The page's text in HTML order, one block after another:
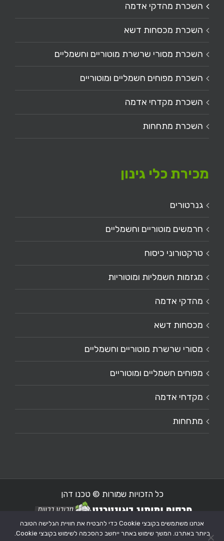
השכרת מהדקי אדמה
השכרת מכסחות דשא
השכרת מסורי שרשרת מוטוריים וחשמליים
השכרת מפוחים חשמליים ומוטוריים
השכרת מקדחי אדמה
השכרת מתחחות
מכירת כלי גינון
גנרטורים
חרמשים מוטוריים וחשמליים
טרקטורוני כיסוח
מגזמות חשמליות ומוטוריות
מהדקי אדמה
מכסחות דשא
מסורי שרשרת מוטוריים וחשמליים
מפוחים חשמליים ומוטוריים
מקדחי אדמה
מתחחות
כל הזכויות שמורות © טכנו דהן
אנחנו משתמשים בקובצי Cookie כדי להבטיח את חוויית הגלישה הטובה
ביותר באתרנו. המשך שימוש באתר ייחשב כהסכמה לשימוש בקובצי Cookie.